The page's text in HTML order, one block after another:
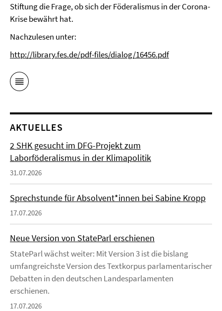
Stiftung die Frage, ob sich der Föderalismus in der Corona-
Krise bewährt hat.
Nachzulesen unter:
http://library.fes.de/pdf-files/dialog/16456.pdf
AKTUELLES
2 SHK gesucht im DFG-Projekt zum
Laborföderalismus in der Klimapolitik
31.07.2026
Sprechstunde für Absolvent*innen bei Sabine Kropp
17.07.2026
Neue Version von StateParl erschienen
StateParl wächst weiter: Mit Version 3 ist die bislang
umfangreichste Version des Textkorpus parlamentarischer
Debatten in den deutschen Landesparlamenten
erschienen.
17.07.2026